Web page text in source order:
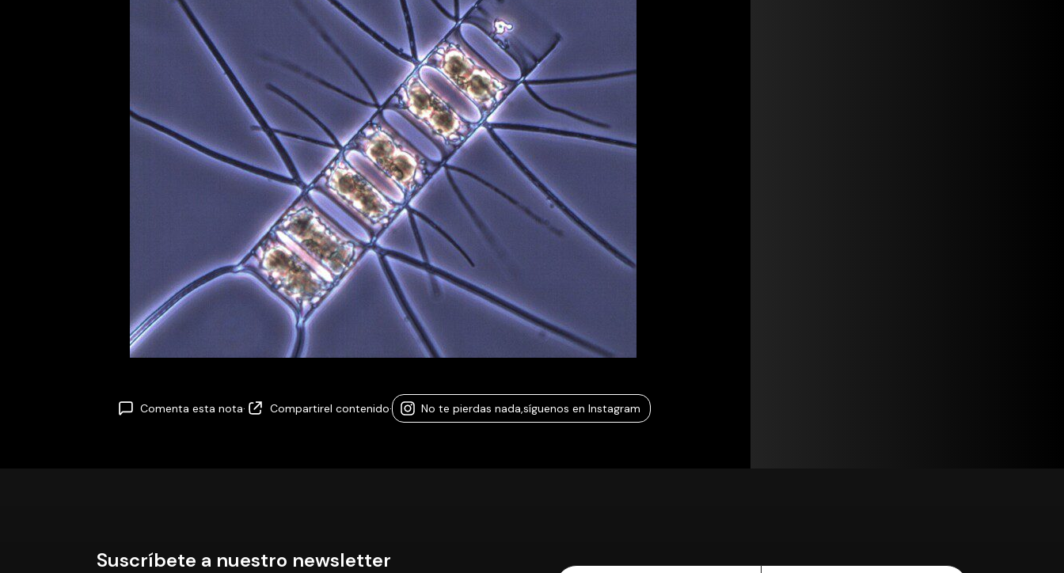
Comenta esta nota· Compartirel contenido· No te pierdas nada, síguenos en Instagram
Suscríbete a nuestro newsletter